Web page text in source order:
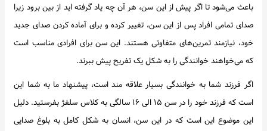
باعث می‌شود تا اگر پیش از این سن، هر آن چه یاد گرفته اید از بین برود زیرا
صدای تمامی افراد پس از این سن، تغییر کرده و برای آماده کردن صدای جدید
خود، نیازمند تمرین‌های متفاوتی هستند. این سن برای افرادی مناسب است
که می‌خواهند خوانندگی را به شکل یک تفریح پیش ببرند.
اگر فرزند شما به خوانندگی بسیار علاقه مند است، پیشنهاد ما به شما این
است که فرزند خود را در سن ۱۵ الی ۱۶ سالگی به کلاس سلفژ بفرستید. دلیل
این موضوع این است که در این سن، انسان به شکل کامل به بلوغ صدایی